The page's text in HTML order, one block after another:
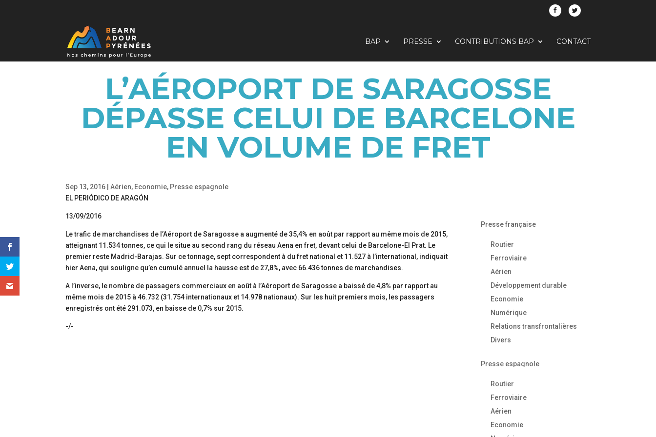
BAP PRESSE CONTRIBUTIONS BAP CONTACT
L’AÉROPORT DE SARAGOSSE
DÉPASSE CELUI DE BARCELONE
EN VOLUME DE FRET
Sep 13, 2016 |Aérien, Economie, Presse espagnole
EL PERIÓDICO DE ARAGÓN
13/09/2016
Le trafic de marchandises de l’Aéroport de Saragosse a augmenté de 35,4% en août par rapport au même mois de 2015,
atteignant 11.534 tonnes, ce qui le situe au second rang du réseau Aena en fret, devant celui de Barcelone-El Prat. Le
premier reste Madrid-Barajas. Sur ce tonnage, sept correspondent à du fret national et 11.527 à l’international, indiquait
hier Aena, qui souligne qu’en cumulé annuel la hausse est de 27,8%, avec 66.436 tonnes de marchandises.
A l’inverse, le nombre de passagers commerciaux en août à l’Aéroport de Saragosse a baissé de 4,8% par rapport au
même mois de 2015 à 46.732 (31.754 internationaux et 14.978 nationaux). Sur les huit premiers mois, les passagers
enregistrés ont été 291.073, en baisse de 0,7% sur 2015.
-/-
Presse française
Routier
Ferroviaire
Aérien
Développement durable
Economie
Numérique
Relations transfrontalières
Divers
Presse espagnole
Routier
Ferroviaire
Aérien
Economie